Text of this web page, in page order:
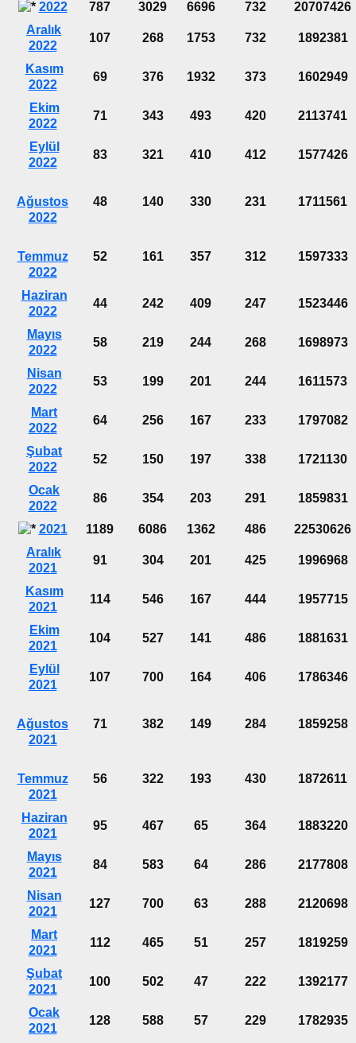
2022 787 3029 6696 732
20707426
Aralık
2022
107 268 1753 732 1892381
Kasım
2022
69 376 1932 373 1602949
Ekim
2022
71 343 493 420 2113741
Eylül
2022
83 321 410 412 1577426
Ağustos
2022
48 140 330 231 1711561
Temmuz
2022
52 161 357 312 1597333
Haziran
2022
44 242 409 247 1523446
Mayıs
2022
58 219 244 268 1698973
Nisan
2022
53 199 201 244 1611573
Mart
2022
64 256 167 233 1797082
Şubat
2022
52 150 197 338 1721130
Ocak
2022
86 354 203 291 1859831
2021 1189 6086 1362 486
22530626
Aralık
2021
91 304 201 425 1996968
Kasım
2021
114 546 167 444 1957715
Ekim
2021
104 527 141 486 1881631
Eylül
2021
107 700 164 406 1786346
Ağustos
2021
71 382 149 284 1859258
Temmuz
2021
56 322 193 430 1872611
Haziran
2021
95 467 65 364 1883220
Mayıs
2021
84 583 64 286 2177808
Nisan
2021
127 700 63 288 2120698
Mart
2021
112 465 51 257 1819259
Şubat
2021
100 502 47 222 1392177
Ocak
2021
128 588 57 229 1782935